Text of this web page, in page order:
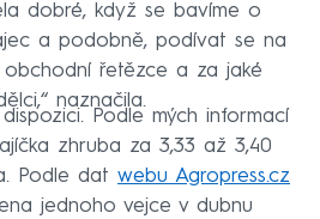
dobré, když se bavíme o
a podobně, podívat se na
obchodní řetězce a za jaké
naznačila.
Podle mých informací
zhruba za 3,33 až 3,40
Podle dat webu Agropress.cz
jednoho vejce v dubnu